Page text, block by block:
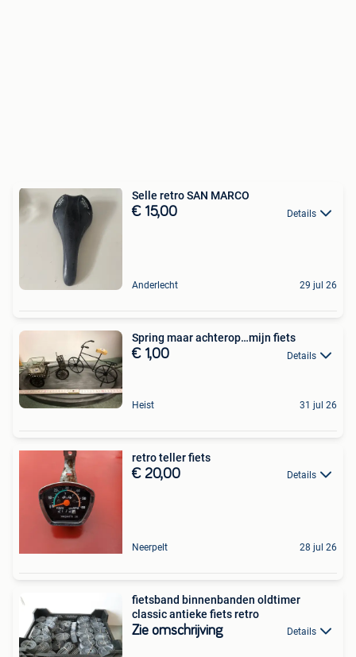
Selle retro SAN MARCO
€ 15,00 Details
Anderlecht 29 jul 26
Spring maar achterop…mijn fiets
€ 1,00 Details
Heist 31 jul 26
retro teller fiets
€ 20,00 Details
Neerpelt 28 jul 26
fietsband binnenbanden oldtimer
classic antieke fiets retro
Zie omschrijving Details